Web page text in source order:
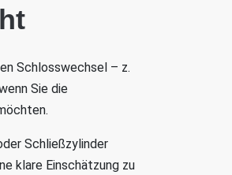
Schlosswechsel – z.
Sie die
Schließzylinder
klare Einschätzung zu